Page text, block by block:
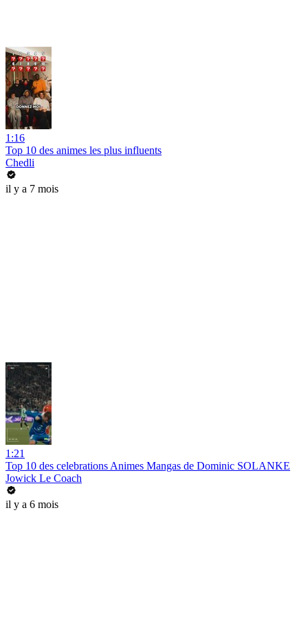
1:16
Top 10 des animes les plus influents
Chedli
il y a 7 mois
1:21
Top 10 des celebrations Animes Mangas de Dominic SOLANKE
Jowick Le Coach
il y a 6 mois